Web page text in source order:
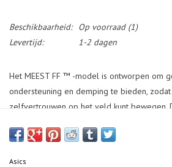
Beschikbaarheid: Op voorraad(1)
Levertijd:
1-2 dagen
Het MEEST FF ™ -model is ontworpen om
ondersteuning en demping te bieden,
zelfvertrouwen op het veld kunt bewegen.
konden we deze schoen tijdens snelle
Asics